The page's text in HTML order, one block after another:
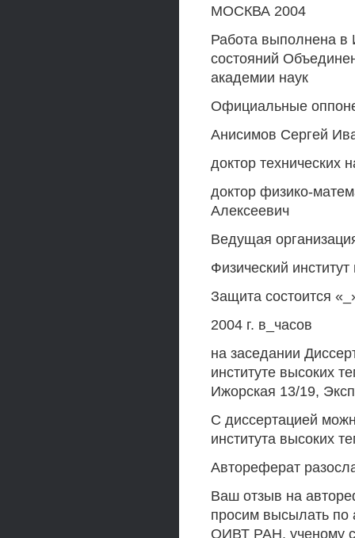
МОСКВА 2004
Работа выполнена в
состояний
академии наук
Официальные
Анисимов Сергей
доктор технических
доктор физико-
Алексеевич
Ведущая
Физический
Защита состоится
2004 г. в_часов
на заседании
институте высоких
Ижорская 13/19,
С диссертацией
института высоких
Автореферат
Ваш отзыв на
просим высылать по
ОИВТ РАН, ученому